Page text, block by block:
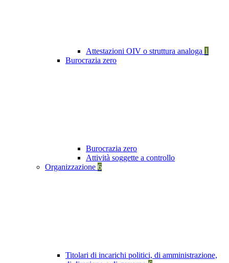
Attestazioni OIV o struttura analoga 1
Burocrazia zero
Burocrazia zero
Attività soggette a controllo
Organizzazione 6
Titolari di incarichi politici, di amministrazione,